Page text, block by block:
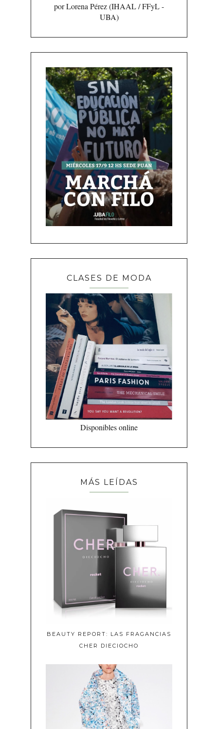
por Lorena Pérez (IHAAL / FFyL -
UBA)
CLASES DE MODA
Disponibles online
MÁS LEÍDAS
BEAUTY REPORT: LAS FRAGANCIAS
CHER DIECIOCHO